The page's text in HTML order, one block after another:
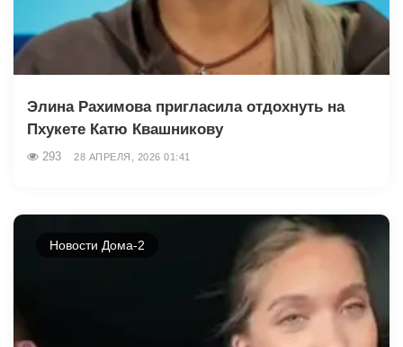
Элина Рахимова пригласила отдохнуть на
Пхукете Катю Квашникову
293 28 АПРЕЛЯ, 2026 01:41
Новости Дома-2